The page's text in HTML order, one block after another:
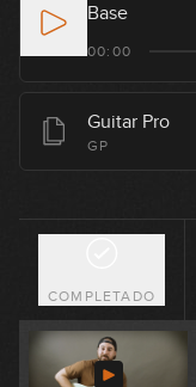
Base
00:00
Guitar Pro
GP
COMPLETADO
05:49
06:03